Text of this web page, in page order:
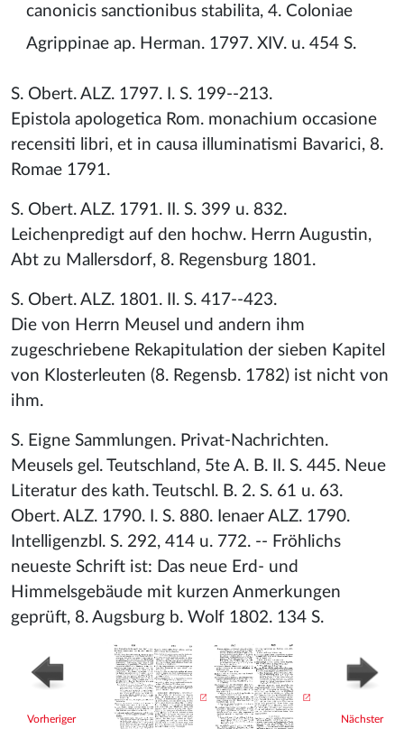
canonicis sanctionibus stabilita, 4. Coloniae
Agrippinae ap. Herman. 1797. XIV. u. 454 S.
S. Obert. ALZ. 1797. I. S. 199--213.
Epistola apologetica Rom. monachium occasione
recensiti libri, et in causa illuminatismi Bavarici, 8.
Romae 1791.
S. Obert. ALZ. 1791. II. S. 399 u. 832.
Leichenpredigt auf den hochw. Herrn Augustin,
Abt zu Mallersdorf, 8. Regensburg 1801.
S. Obert. ALZ. 1801. II. S. 417--423.
Die von Herrn Meusel und andern ihm
zugeschriebene Rekapitulation der sieben Kapitel
von Klosterleuten (8. Regensb. 1782) ist nicht von
ihm.
S. Eigne Sammlungen. Privat-Nachrichten.
Meusels gel. Teutschland, 5te A. B. II. S. 445. Neue
Literatur des kath. Teutschl. B. 2. S. 61 u. 63.
Obert. ALZ. 1790. I. S. 880. Ienaer ALZ. 1790.
Intelligenzbl. S. 292, 414 u. 772. -- Fröhlichs
neueste Schrift ist: Das neue Erd- und
Himmelsgebäude mit kurzen Anmerkungen
geprüft, 8. Augsburg b. Wolf 1802. 134 S.
Vorheriger
Nächster